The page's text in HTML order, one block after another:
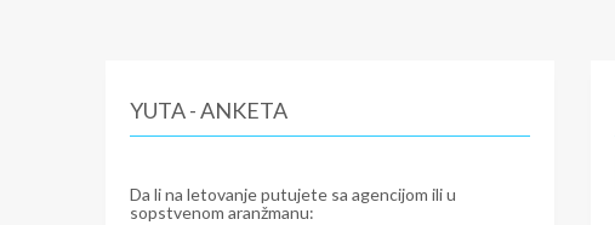
YUTA - ANKETA
Da li na letovanje putujete sa agencijom ili u
sopstvenom aranžmanu: